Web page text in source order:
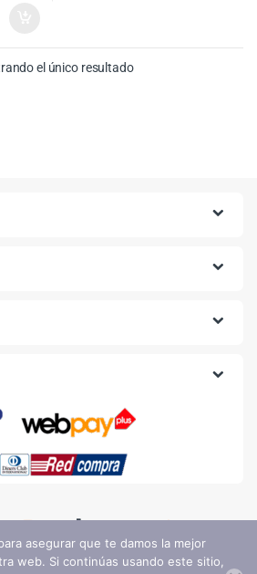
el único resultado
asegurar que te damos la mejor
web. Si continúas usando este sitio,